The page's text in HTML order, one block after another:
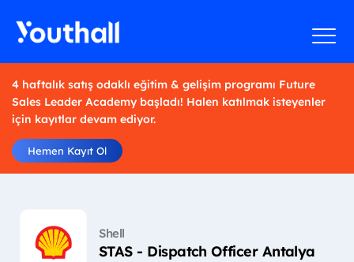
4 haftalık satış odaklı eğitim & gelişim programı Future
Sales Leader Academy başladı! Halen katılmak isteyenler
için kayıtlar devam ediyor.
Hemen Kayıt Ol
Shell
STAS - Dispatch Officer Antalya